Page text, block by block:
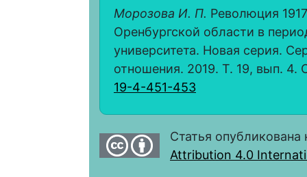
Морозова И. П. Революция
Оренбургской области в
университета. Новая серия.
отношения. 2019. Т. 19, вып. 4.
19-4-451-453
Статья
Attribution 4.0